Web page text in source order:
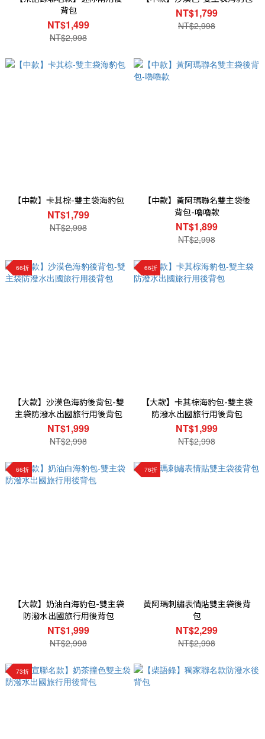
背包
NT$1,499
NT$2,998
NT$1,799
NT$2,998
【中款】卡其棕-雙主袋海豹包
NT$1,799
NT$2,998
【中款】黃阿瑪聯名雙主袋後
背包-嚕嚕款
NT$1,899
NT$2,998
66折
【大款】沙漠色海豹後背包-雙
主袋防潑水出國旅行用後背包
NT$1,999
NT$2,998
66折
【大款】卡其棕海豹包-雙主袋
防潑水出國旅行用後背包
NT$1,999
NT$2,998
66折
【大款】奶油白海豹包-雙主袋
防潑水出國旅行用後背包
NT$1,999
NT$2,998
76折
黃阿瑪刺繡表情貼雙主袋後背
包
NT$2,299
NT$2,998
73折